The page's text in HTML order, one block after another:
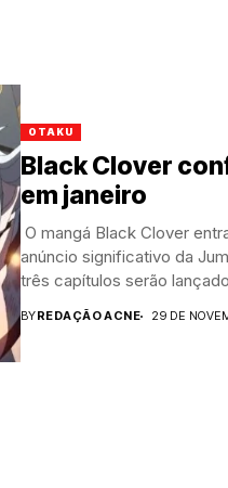
OTAKU
Black Clover
em janeiro
O mangá Black Clover
anúncio significativo da
três capítulos serão
BYREDAÇÃO ACNE 29 DE